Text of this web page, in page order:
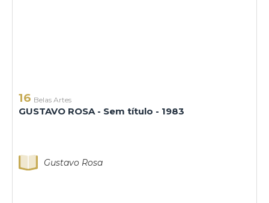
16 Belas Artes
GUSTAVO ROSA - Sem título - 1983
Gustavo Rosa